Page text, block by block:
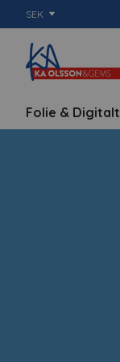
SEK
Folie & Digitalt